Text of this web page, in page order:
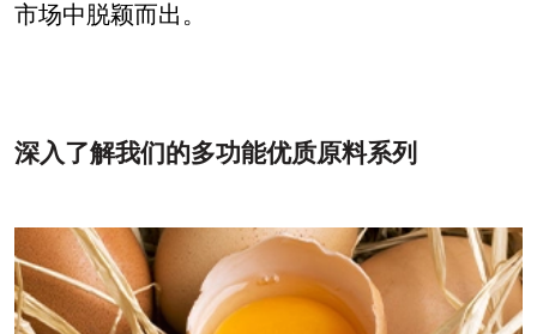
市场中脱颖而出。
深入了解我们的多功能优质原料系列